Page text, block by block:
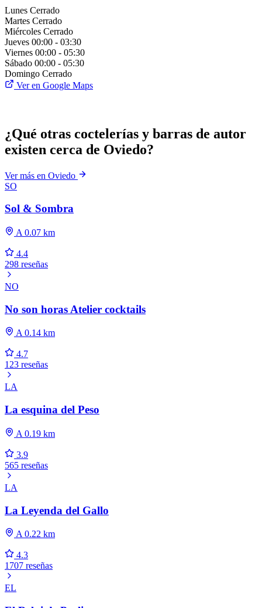
Lunes Cerrado
Martes Cerrado
Miércoles Cerrado
Jueves 00:00 - 03:30
Viernes 00:00 - 05:30
Sábado 00:00 - 05:30
Domingo Cerrado
Ver en Google Maps
¿Qué otras coctelerías y barras de autor
existen cerca de Oviedo?
Ver más en Oviedo
SO
Sol & Sombra
A 0.07 km
4.4
298 reseñas
NO
No son horas Atelier cocktails
A 0.14 km
4.7
123 reseñas
LA
La esquina del Peso
A 0.19 km
3.9
565 reseñas
LA
La Leyenda del Gallo
A 0.22 km
4.3
1707 reseñas
EL